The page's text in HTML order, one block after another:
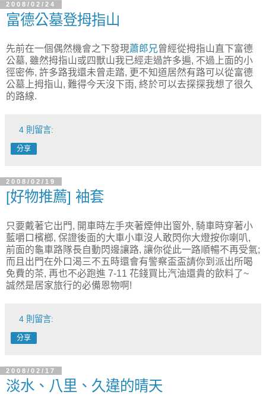
2008/02/24
富德公墓登拇指山
先前在一個偶然機會之下發現蕭郎兄曾經從拇指山直下富德
公墓, 雖然拇指山或四獸山我已經走過許多遍, 不過上面的小
徑密佈, 許多路我還未曾走踏, 更不知道居然有路可以從富德
公墓上拇指山, 難得今天沒下雨, 終於可以去探探我想了很久
的路線.
4 則留言:
分享
2008/02/19
[好物推薦] 袖套
只要戴著它出門, 開車時左手夾著煙伸出窗外, 騎車時穿著小
藍嚼口檳榔, 保證後面的大車小車沒人敢閃你大燈按你喇叭,
前面的龜車路隊長自動閃邊讓路, 讓你從此一路順暢不再受氣;
而且出門在外口渴三不五時還會有警察盃盃請你到派出所喝
免費的茶, 再也不必跑進 7-11 花錢買比汽油還貴的飲料了~
誠然是居家旅行的必備恩物啊!
4 則留言:
分享
2008/02/17
淡水、八里、久違的晴天